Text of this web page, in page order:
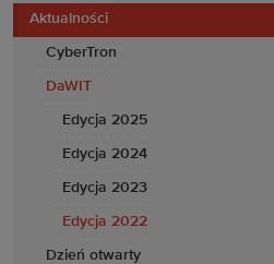
Aktualności
CyberTron
DaWIT
Edycja 2025
Edycja 2024
Edycja 2023
Edycja 2022
Dzień otwarty